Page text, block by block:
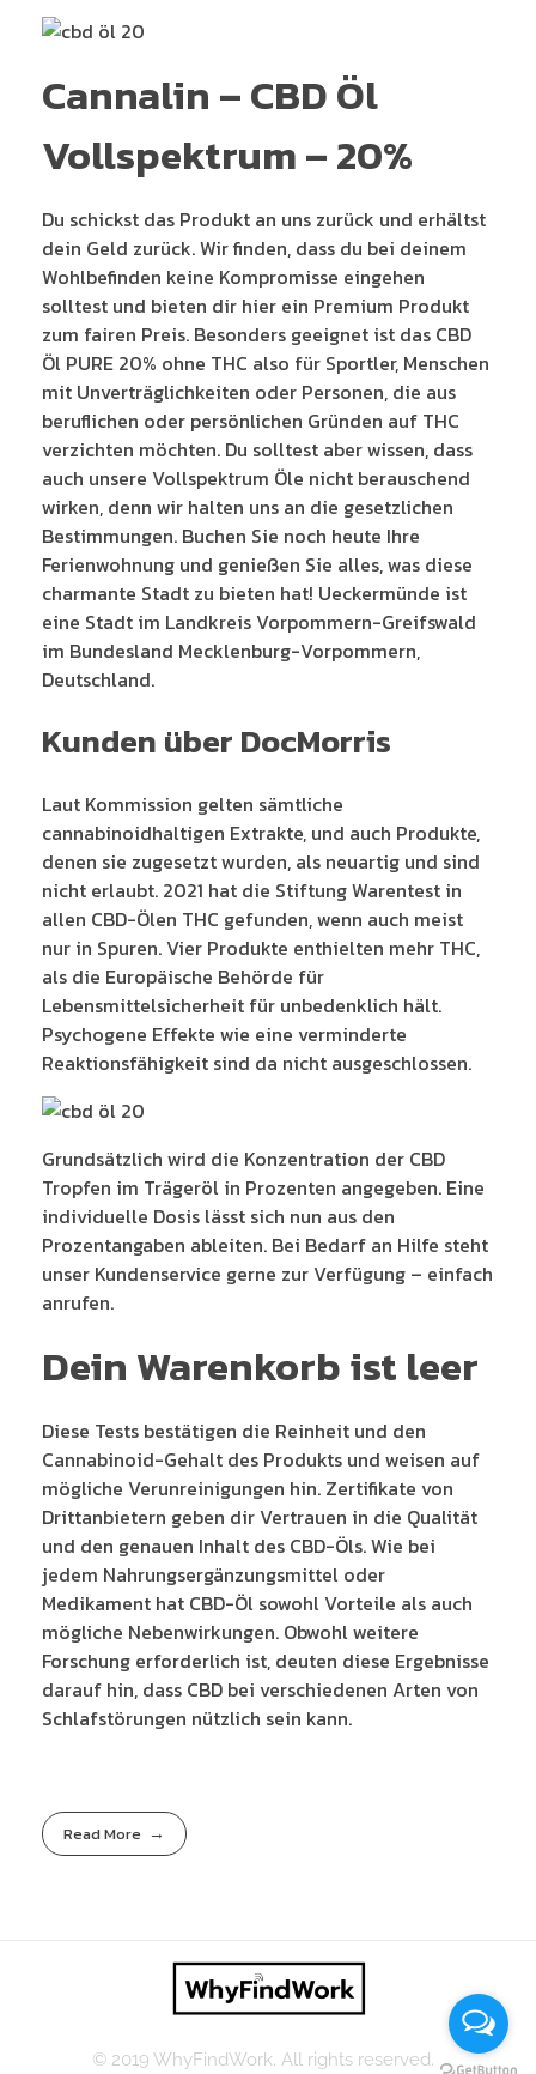
Cannalin – CBD Öl
Vollspektrum – 20%
Du schickst das Produkt an uns zurück und erhältst
dein Geld zurück. Wir finden, dass du bei deinem
Wohlbefinden keine Kompromisse eingehen
solltest und bieten dir hier ein Premium Produkt
zum fairen Preis. Besonders geeignet ist das CBD
Öl PURE 20% ohne THC also für Sportler, Menschen
mit Unverträglichkeiten oder Personen, die aus
beruflichen oder persönlichen Gründen auf THC
verzichten möchten. Du solltest aber wissen, dass
auch unsere Vollspektrum Öle nicht berauschend
wirken, denn wir halten uns an die gesetzlichen
Bestimmungen. Buchen Sie noch heute Ihre
Ferienwohnung und genießen Sie alles, was diese
charmante Stadt zu bieten hat! Ueckermünde ist
eine Stadt im Landkreis Vorpommern-Greifswald
im Bundesland Mecklenburg-Vorpommern,
Deutschland.
Kunden über DocMorris
Laut Kommission gelten sämtliche
cannabinoidhaltigen Extrakte, und auch Produkte,
denen sie zugesetzt wurden, als neuartig und sind
nicht erlaubt. 2021 hat die Stiftung Warentest in
allen CBD-Ölen THC gefunden, wenn auch meist
nur in Spuren. Vier Produkte enthielten mehr THC,
als die Europäische Behörde für
Lebensmittelsicherheit für unbedenklich hält.
Psychogene Effekte wie eine verminderte
Reaktionsfähigkeit sind da nicht ausgeschlossen.
Grundsätzlich wird die Konzentration der CBD
Tropfen im Trägeröl in Prozenten angegeben. Eine
individuelle Dosis lässt sich nun aus den
Prozentangaben ableiten. Bei Bedarf an Hilfe steht
unser Kundenservice gerne zur Verfügung – einfach
anrufen.
Dein Warenkorb ist leer
Diese Tests bestätigen die Reinheit und den
Cannabinoid-Gehalt des Produkts und weisen auf
mögliche Verunreinigungen hin. Zertifikate von
Drittanbietern geben dir Vertrauen in die Qualität
und den genauen Inhalt des CBD-Öls. Wie bei
jedem Nahrungsergänzungsmittel oder
Medikament hat CBD-Öl sowohl Vorteile als auch
mögliche Nebenwirkungen. Obwohl weitere
Forschung erforderlich ist, deuten diese Ergebnisse
darauf hin, dass CBD bei verschiedenen Arten von
Schlafstörungen nützlich sein kann.
Read More
© 2019 WhyFindWork. All rights reserved.